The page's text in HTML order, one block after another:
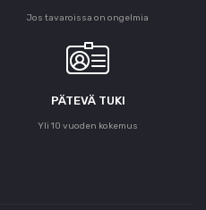
Jos tavaroissa on ongelmia
PÄTEVÄ TUKI
Yli 10 vuoden kokemus